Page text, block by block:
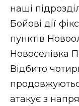
наші
Бойові дії
пунктів
Новоселівка
Відбито
атакує з